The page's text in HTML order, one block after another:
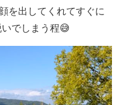
を出してくれてすぐに
でしまう程😅